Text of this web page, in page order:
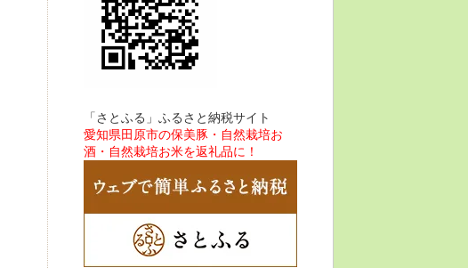
「さとふる」ふるさと納税サイト
愛知県田原市の保美豚・自然栽培お
酒・自然栽培お米を返礼品に！